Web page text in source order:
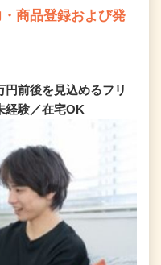
商品登録および発
円前後を見込めるフリ
経験／在宅OK